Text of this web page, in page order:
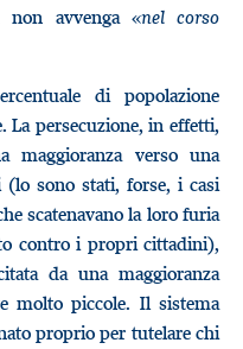
non avvenga «nel corso
di popolazione
La persecuzione, in effetti,
maggioranza verso una
(lo sono stati, forse, i casi
scatenavano la loro furia
contro i propri cittadini),
da una maggioranza
molto piccole. Il sistema
proprio per tutelare chi